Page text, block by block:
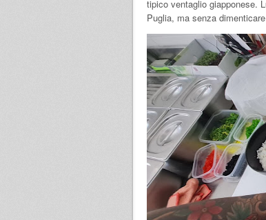
tipico ventaglio giapponese.
Puglia, ma senza